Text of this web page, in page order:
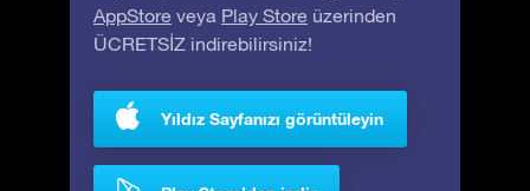
AppStore veya Play Store üzerinden
ÜCRETSİZ indirebilirsiniz!
Yıldız Sayfanızı görüntüleyin